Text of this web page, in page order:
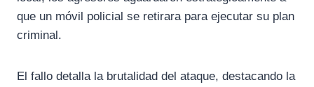
que un móvil policial se retirara para ejecutar su plan
criminal.
El fallo detalla la brutalidad del ataque, destacando la